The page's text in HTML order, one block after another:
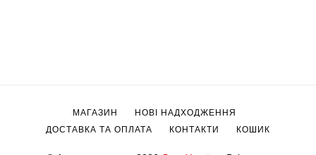
МАГАЗИН
НОВІ НАДХОДЖЕННЯ
ДОСТАВКА ТА ОПЛАТА
КОНТАКТИ КОШИК